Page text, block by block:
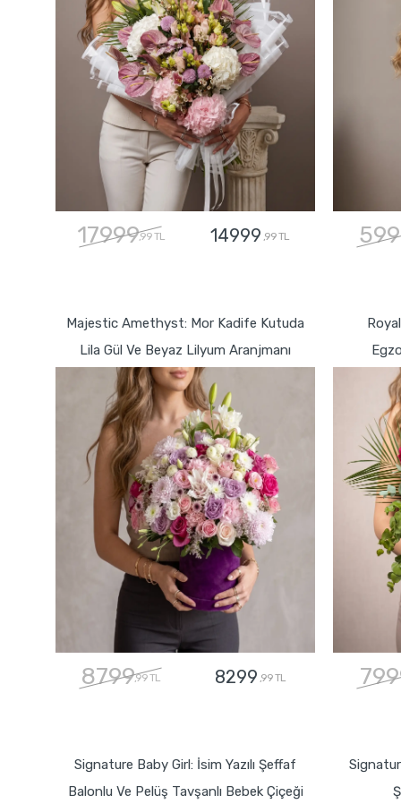
17999,99 TL 14999 ,99 TL
Majestic Amethyst: Mor Kadife Kutuda
Lila Gül Ve Beyaz Lilyum Aranjmanı
8799,99 TL 8299 ,99 TL
Signature Baby Girl: İsim Yazılı Şeffaf
Balonlu Ve Pelüş Tavşanlı Bebek Çiçeği